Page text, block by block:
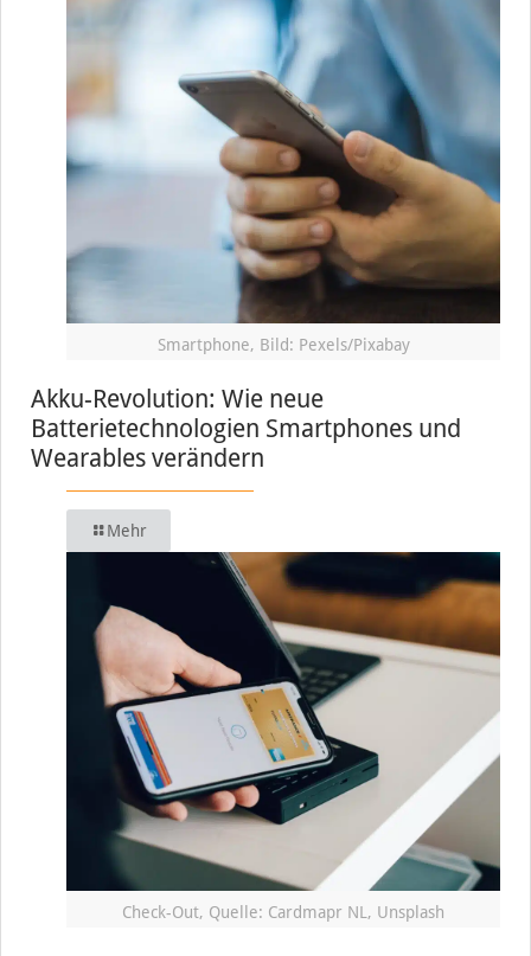
Smartphone, Bild: Pexels/Pixabay
Akku-Revolution: Wie neue
Batterietechnologien Smartphones und
Wearables verändern
Mehr
Check-Out, Quelle: Cardmapr NL, Unsplash